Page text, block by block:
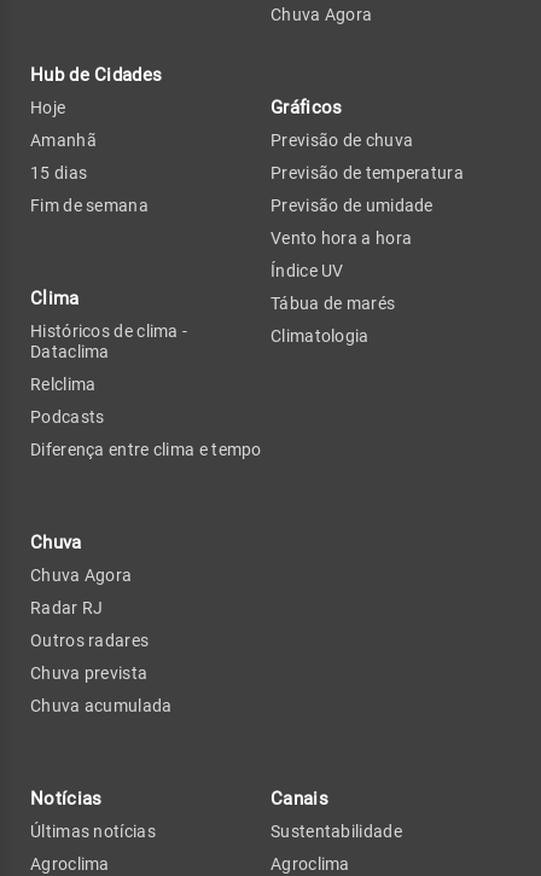
Hub de Cidades
Hoje
Amanhã
15 dias
Fim de semana
Clima
Históricos de clima -
Dataclima
Relclima
Podcasts
Diferença entre clima e tempo
Chuva
Chuva Agora
Radar RJ
Outros radares
Chuva prevista
Chuva acumulada
Chuva Agora
Gráficos
Previsão de chuva
Previsão de temperatura
Previsão de umidade
Vento hora a hora
Índice UV
Tábua de marés
Climatologia
Notícias
Últimas notícias
Agroclima
Canais
Sustentabilidade
Agroclima